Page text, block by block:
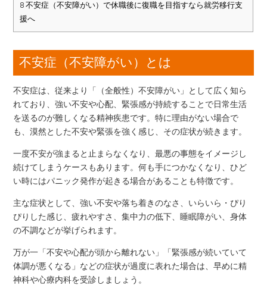
8 不安症（不安障がい）で休職後に復職を目指すなら就労移行支
援へ
不安症（不安障がい）とは
不安症は、従来より「（全般性）不安障がい」として広く知ら
れており、強い不安や心配、緊張感が持続することで日常生活
を送るのが難しくなる精神疾患です。特に理由がない場合で
も、漠然とした不安や緊張を強く感じ、その症状が続きます。
一度不安が強まると止まらなくなり、最悪の事態をイメージし
続けてしまうケースもあります。何も手につかなくなり、ひど
い時にはパニック発作が起きる場合があることも特徴です。
主な症状として、強い不安や落ち着きのなさ、いらいら・ぴり
ぴりした感じ、疲れやすさ、集中力の低下、睡眠障がい、身体
の不調などが挙げられます。
万が一「不安や心配が頭から離れない」「緊張感が続いていて
体調が悪くなる」などの症状が過度に表れた場合は、早めに精
神科や心療内科を受診しましょう。